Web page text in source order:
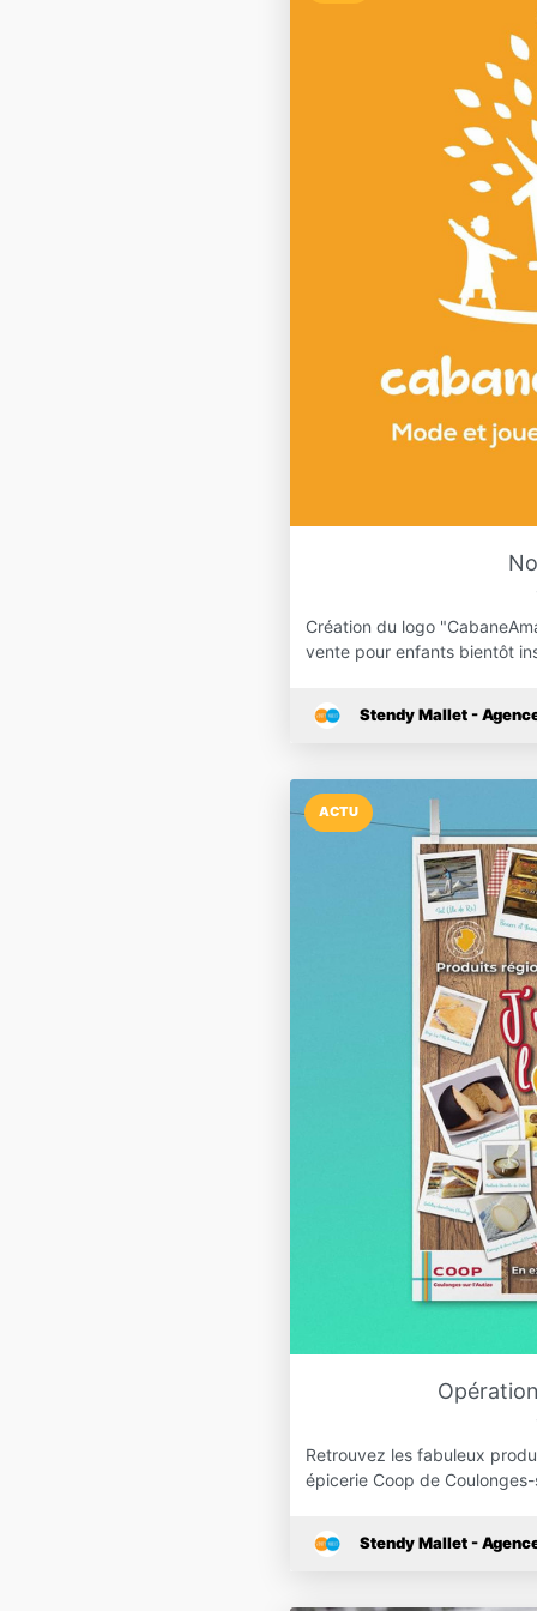
Création du logo
vente pour enfants bientôt
Stendy Mallet -
ACTU
Retrouvez les fabuleux
épicerie Coop de
Stendy Mallet -